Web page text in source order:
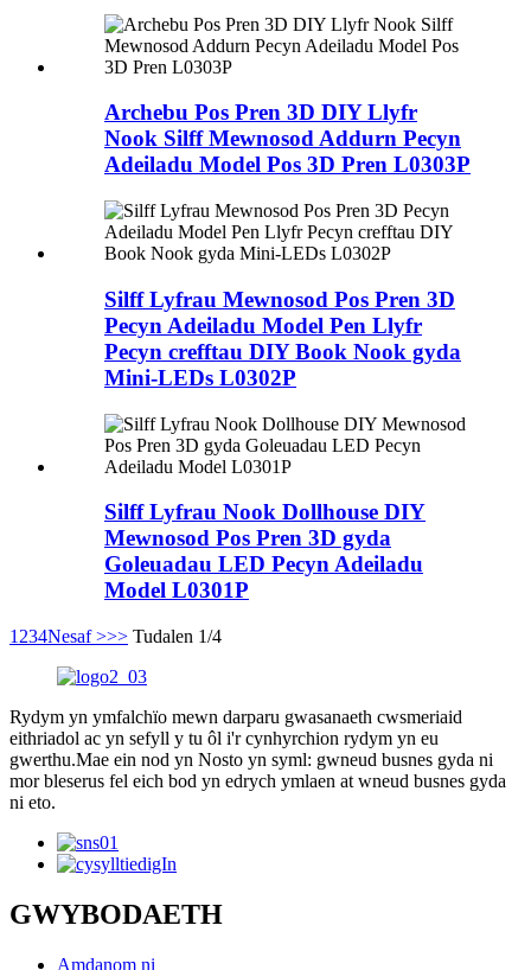
Archebu Pos Pren 3D DIY Llyfr
Nook Silff Mewnosod Addurn Pecyn
Adeiladu Model Pos 3D Pren L0303P
Silff Lyfrau Mewnosod Pos Pren 3D
Pecyn Adeiladu Model Pen Llyfr
Pecyn crefftau DIY Book Nook gyda
Mini-LEDs L0302P
Silff Lyfrau Nook Dollhouse DIY
Mewnosod Pos Pren 3D gyda
Goleuadau LED Pecyn Adeiladu
Model L0301P
1 234Nesaf >>> Tudalen 1/4
Rydym yn ymfalchïo mewn darparu gwasanaeth cwsmeriaid
eithriadol ac yn sefyll y tu ôl i'r cynhyrchion rydym yn eu
gwerthu.Mae ein nod yn Nosto yn syml: gwneud busnes gyda ni
mor bleserus fel eich bod yn edrych ymlaen at wneud busnes gyda
ni eto.
GWYBODAETH
Amdanom ni